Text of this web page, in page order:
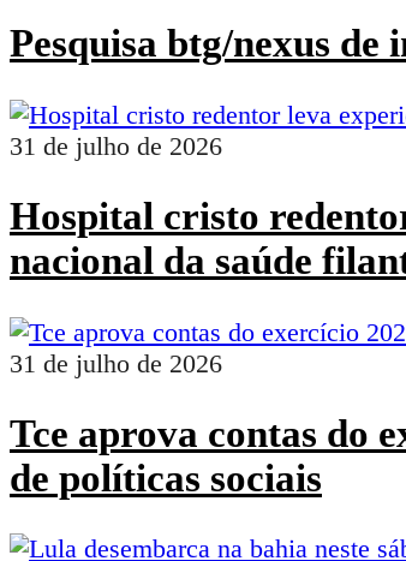
Pesquisa btg/nexus de
31 de julho de 2026
Hospital cristo
nacional da saúde
31 de julho de 2026
Tce aprova contas do
de políticas sociais